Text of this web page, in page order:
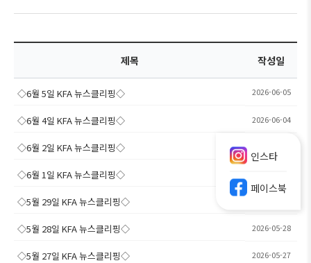
제목 작성일
◇6월 5일 KFA 뉴스클리핑◇ 2026-06-05
◇6월 4일 KFA 뉴스클리핑◇ 2026-06-04
◇6월 2일 KFA 뉴스클리핑◇
◇6월 1일 KFA 뉴스클리핑◇
◇5월 29일 KFA 뉴스클리핑◇
◇5월 28일 KFA 뉴스클리핑◇ 2026-05-28
◇5월 27일 KFA 뉴스클리핑◇ 2026-05-27
인스타
페이스북